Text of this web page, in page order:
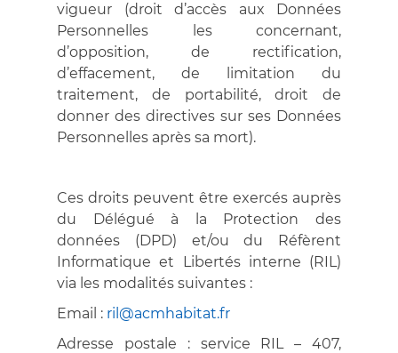
vigueur (droit d’accès aux Données
Personnelles les concernant,
d’opposition, de rectification,
d’effacement, de limitation du
traitement, de portabilité, droit de
donner des directives sur ses Données
Personnelles après sa mort).
Ces droits peuvent être exercés auprès
du Délégué à la Protection des
données (DPD) et/ou du Réfèrent
Informatique et Libertés interne (RIL)
via les modalités suivantes :
Email : ril@acmhabitat.fr
Adresse postale : service RIL – 407,